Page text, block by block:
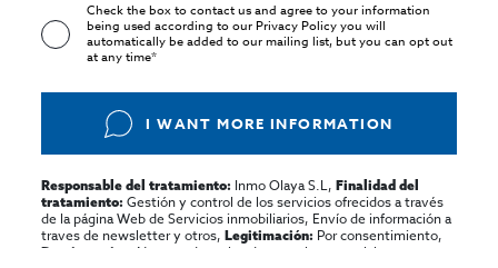
Check the box to contact us and agree to your information
being used according to ourPrivacy Policyyou will
automatically be added to our mailing list, but you can opt out
at any time*
I WANT MORE INFORMATION
Responsable del tratamiento: Inmo Olaya S.L,Finalidad del
tratamiento: Gestión y control de los servicios ofrecidos a través
de la página Web de Servicios inmobiliarios, Envío de información a
traves de newsletter y otros,Legitimación: Por consentimiento,
Destinatarios:
No se cederan los datos, salvo para elaborar